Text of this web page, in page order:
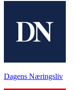
Dagens Næringsliv